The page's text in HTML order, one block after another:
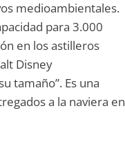
medioambientales.
para 3.000
en los astilleros
Disney
tamaño”. Es una
a la naviera en